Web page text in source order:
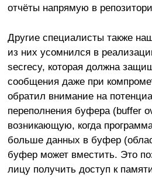
отчёты напрямую в
Другие специалисты также
из них усомнился в
secrecy, которая должна
сообщения даже при
обратил внимание на
переполнения буфера (buffer
возникающую, когда
больше данных в буфер
буфер может вместить. Это
лицу получить доступ к